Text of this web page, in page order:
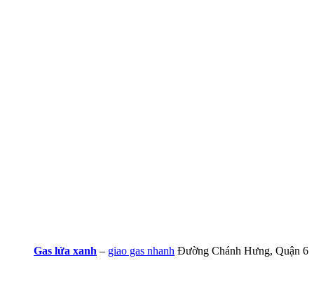
Gas lửa xanh – giao gas nhanh Đường Chánh Hưng, Quận 6